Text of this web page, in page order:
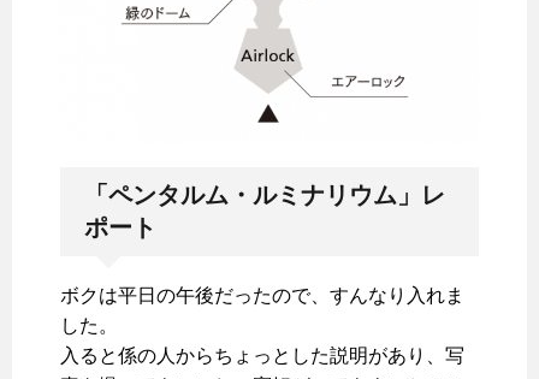
「ペンタルム・ルミナリウム」レ
ポート
ボクは平日の午後だったので、すんなり入れま
した。
入ると係の人からちょっとした説明があり、写